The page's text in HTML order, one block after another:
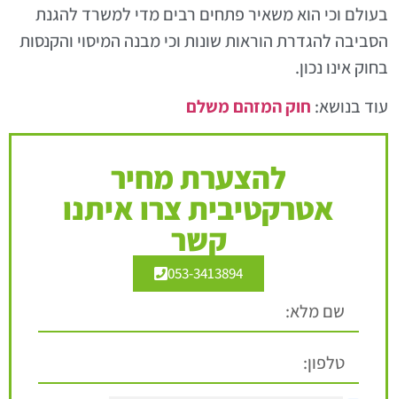
בעולם וכי הוא משאיר פתחים רבים מדי למשרד להגנת
הסביבה להגדרת הוראות שונות וכי מבנה המיסוי והקנסות
בחוק אינו נכון.
עוד בנושא: חוק המזהם משלם
להצערת מחיר
אטרקטיבית צרו איתנו
קשר
053-3413894